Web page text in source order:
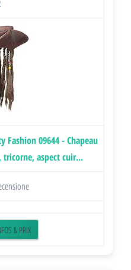
Fashion 09644 - Chapeau
tricorne, aspect cuir...
& PRIX